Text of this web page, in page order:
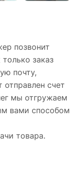
позвонит
заказ
почту,
счет
мы отгружаем
вами способом
товара.